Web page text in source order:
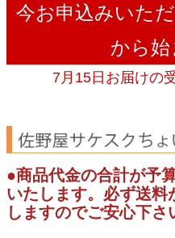
今お申込みいた
から
7月15日お届けの
●商品代金の合計が予
いたします。必ず送料
しますのでご安心下さ